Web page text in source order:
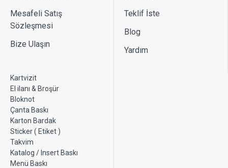
kartvizit bastırmanız faydanıza olacaktır.
Seçtiğiniz adet için tek tasarım yüklenebilmektedir.
Her isim/tasarım için ayrı adet seçip ürünün sepete
atılması gereklidir. Örneğin; aynı bilgilere sahip,
sayılmaktadır, bu sebeple sepete 1000 adet + 1000
adet olarak 2 ürün atmanız gerekmektedir.
Mesafeli Satış
Sözleşmesi
Bize Ulaşın
Teklif İste
Blog
Yardım
Kartvizit
El ilanı & Broşür
Bloknot
Çanta Baskı
Karton Bardak
Sticker ( Etiket )
Takvim
Katalog / Insert Baskı
Menü Baskı